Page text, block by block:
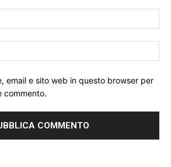
email e sito web in questo browser per
commento.